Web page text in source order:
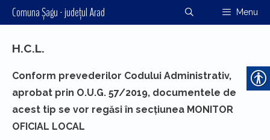
Sari
la
Comuna Șagu - județul Arad Menu
H.C.L.
Conform prevederilor Codului Administrativ,
aprobat prin O.U.G. 57/2019, documentele de
acest tip se vor regăsi în secțiunea MONITOR
OFICIAL LOCAL